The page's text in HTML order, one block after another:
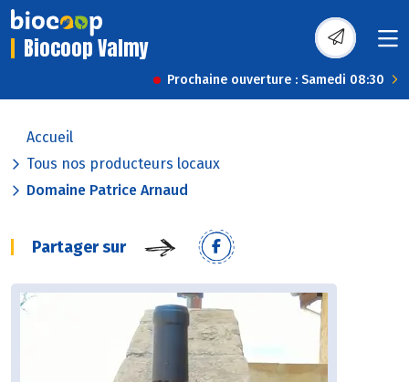
Biocoop Valmy
Prochaine ouverture : Samedi 08:30
Accueil
Tous nos producteurs locaux
Domaine Patrice Arnaud
Partager sur